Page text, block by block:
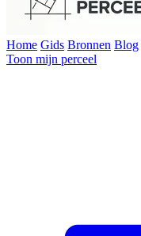
Home Gids Bronnen Blog
Toon mijn perceel